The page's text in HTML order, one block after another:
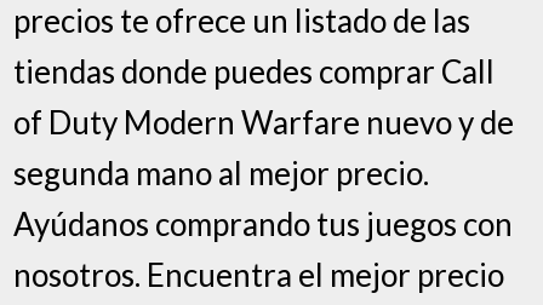
precios te ofrece un listado de las
tiendas donde puedes comprar Call
of Duty Modern Warfare nuevo y de
segunda mano al mejor precio.
Ayúdanos comprando tus juegos con
nosotros. Encuentra el mejor precio